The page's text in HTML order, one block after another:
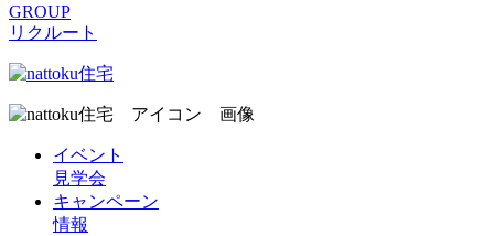
GROUP
リクルート
イベント
見学会
キャンペーン
情報